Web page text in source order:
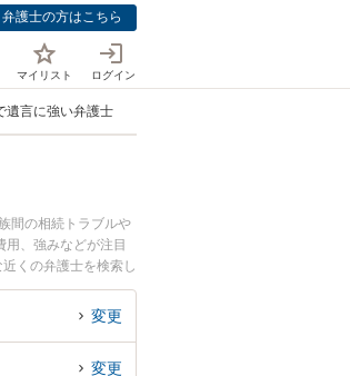
弁護士の方はこちら
マイリスト ログイン
遺言に強い弁護士
間の相続トラブルや
、強みなどが注目
くの弁護士を検索し
変更
変更